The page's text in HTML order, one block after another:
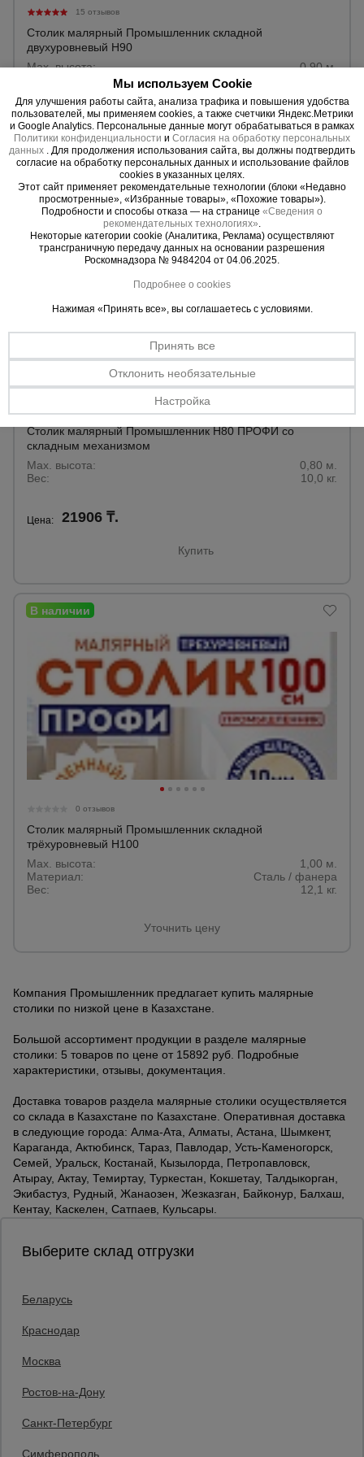
15 отзывов
Столик малярный Промышленник складной
двухуровневый H90
Max. высота:
0,90 м.
Цена: 19838 ₸.
Купить
Столик малярный Промышленник H80 ПРОФИ со
складным механизмом
Max. высота:
0,80 м.
Вес:
10,0 кг.
Цена: 21906 ₸.
Купить
0 отзывов
Столик малярный Промышленник складной
трёхуровневый H100
Max. высота:
1,00 м.
Материал:
Сталь / фанера
Вес:
12,1 кг.
Уточнить цену
Компания Промышленник предлагает купить малярные
столики по низкой цене в Казахстане.
Большой ассортимент продукции в разделе малярные
столики: 5 товаров по цене от 15892 руб. Подробные
характеристики, отзывы, документация.
Доставка товаров раздела малярные столики осуществляется
со склада в Казахстане по Казахстане. Оперативная доставка
в следующие города: Алма-Ата, Алматы, Астана, Шымкент,
Караганда, Актюбинск, Тараз, Павлодар, Усть-Каменогорск,
Семей, Уральск, Костанай, Кызылорда, Петропавловск,
Атырау, Актау, Темиртау, Туркестан, Кокшетау, Талдыкорган,
Экибастуз, Рудный, Жанаозен, Жезказган, Байконур, Балхаш,
Кентау, Каскелен, Сатпаев, Кульсары.
Выберите склад отгрузки
Беларусь
Краснодар
Москва
Ростов-на-Дону
Санкт-Петербург
Симферополь
пушки
Металл и
металлообработка
О компании
Франшиза
Контакты
Защитные конструкции
Мы используем Cookie
Для улучшения работы сайта, анализа трафика и повышения удобства
пользователей, мы применяем cookies, а также счетчики Яндекс.Метрики
и Google Analytics. Персональные данные могут обрабатываться в рамках
Политики конфиденциальности и Согласия на обработку персональных
данных . Для продолжения использования сайта, вы должны подтвердить
согласие на обработку персональных данных и использование файлов
cookies в указанных целях.
Этот сайт применяет рекомендательные технологии (блоки «Недавно
просмотренные», «Избранные товары», «Похожие товары»).
Подробности и способы отказа — на странице «Сведения о
рекомендательных технологиях».
Некоторые категории cookie (Аналитика, Реклама) осуществляют
трансграничную передачу данных на основании разрешения
Роскомнадзора № 9484204 от 04.06.2025.
Подробнее о cookies
Нажимая «Принять все», вы соглашаетесь с условиями.
Принять все
Отклонить необязательные
Настройка